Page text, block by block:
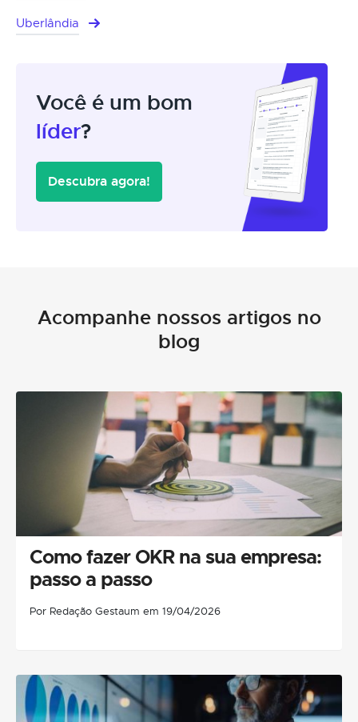
Uberlândia
Você é um bom
líder?
Descubra agora!
Acompanhe nossos artigos no
blog
Como fazer OKR na sua empresa:
passo a passo
Por Redação Gestaum em 19/04/2026